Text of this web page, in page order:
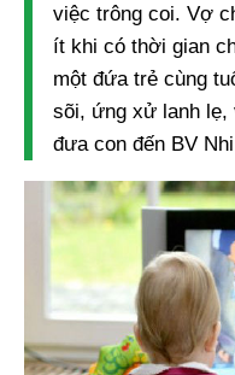
việc trông coi. Vợ
ít khi có thời gian
một đứa trẻ cùng
sõi, ứng xử lanh lẹ,
đưa con đến BV Nhi